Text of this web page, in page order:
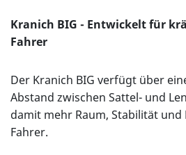
Kranich BIG - Entwickelt für
Fahrer
Der Kranich BIG verfügt über
Abstand zwischen Sattel- und
damit mehr Raum, Stabilität
Fahrer.